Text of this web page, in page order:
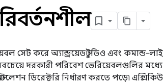
সেট করে অ্যান্ড্রয়েড স্টুডিও এবং
দরকারী পরিবেশ ভেরিয়েবলগুলির
ডিরেক্টরি নির্ধারণ করতে পড়ে৷